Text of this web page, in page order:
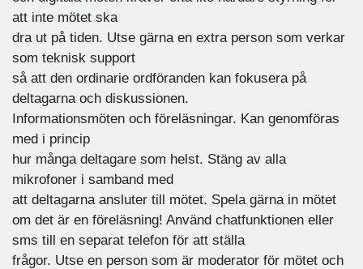
att inte mötet ska
dra ut på tiden. Utse gärna en extra person som verkar
som teknisk support
så att den ordinarie ordföranden kan fokusera på
deltagarna och diskussionen.
Informationsmöten och föreläsningar. Kan genomföras
med i princip
hur många deltagare som helst. Stäng av alla
mikrofoner i samband med
att deltagarna ansluter till mötet. Spela gärna in mötet
om det är en föreläsning! Använd chatfunktionen eller
sms till en separat telefon för att ställa
frågor. Utse en person som är moderator för mötet och